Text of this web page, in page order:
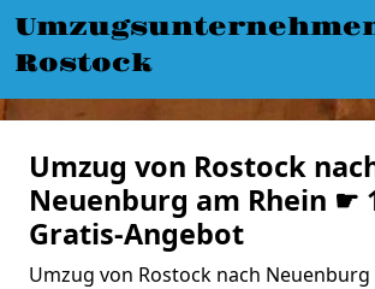
Rostock
Umzug von Rostock
Neuenburg am Rhein ☛
Gratis-Angebot
Umzug von Rostock nach Neuenburg